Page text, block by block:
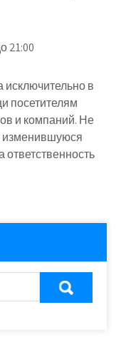
21:00
в
посетителям
и компаний. Не
изменившуюся